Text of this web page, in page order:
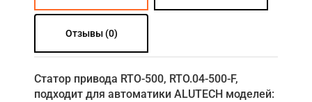
Отзывы (0)
Статор привода RTO-500, RTO.04-500-F,
подходит для автоматики ALUTECH моделей: